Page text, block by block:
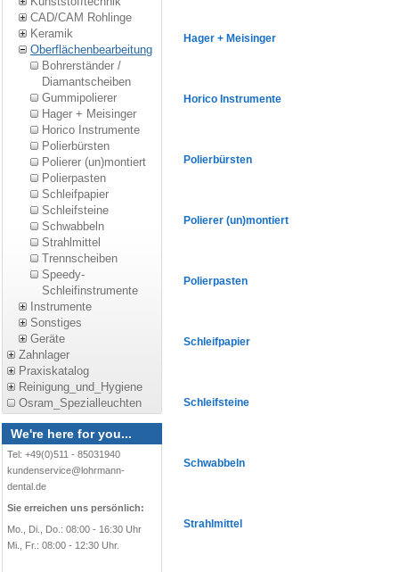
CAD/CAM Rohlinge
Keramik
Oberflächenbearbeitung
Bohrerständer /
Diamantscheiben
Gummipolierer
Hager + Meisinger
Horico Instrumente
Polierbürsten
Polierer (un)montiert
Polierpasten
Schleifpapier
Schleifsteine
Schwabbeln
Strahlmittel
Trennscheiben
Speedy-
Schleifinstrumente
Instrumente
Sonstiges
Geräte
Zahnlager
Praxiskatalog
Reinigung_und_Hygiene
Osram_Spezialleuchten
We're here for you...
Tel: +49(0)511 - 85031940
kundenservice@lohrmann-
dental.de
Sie erreichen uns persönlich:
Mo., Di., Do.: 08:00 - 16:30 Uhr
Mi., Fr.: 08:00 - 12:30 Uhr.
Hager + Meisinger
Horico Instrumente
Polierbürsten
Polierer (un)montiert
Polierpasten
Schleifpapier
Schleifsteine
Schwabbeln
Strahlmittel